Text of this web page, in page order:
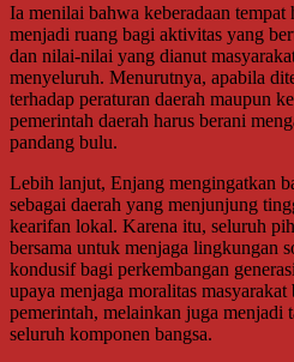
Ia menilai bahwa keberadaan
menjadi ruang bagi aktivitas yang
dan nilai-nilai yang dianut
menyeluruh. Menurutnya, apabila
terhadap peraturan daerah maupun
pemerintah daerah harus berani
pandang bulu.
Lebih lanjut, Enjang mengingatkan
sebagai daerah yang menjunjung
kearifan lokal. Karena itu, seluruh
bersama untuk menjaga lingkungan
kondusif bagi perkembangan
upaya menjaga moralitas masyarakat
pemerintah, melainkan juga
seluruh komponen bangsa.